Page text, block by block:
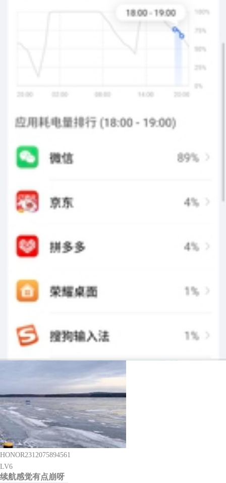
HONOR2312075894561
四个小时的续航都没有，我真的忍不了
MagicOS10 荣耀90 GT
HONOR2312075894561
LV6
续航感觉有点崩呀